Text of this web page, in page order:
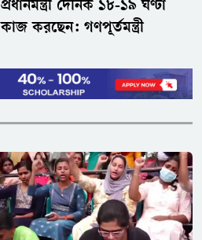
প্রধানমন্ত্রী দৈনিক ১৮-১৯ ঘণ্টা
কাজ করছেন: গণপূর্তমন্ত্রী